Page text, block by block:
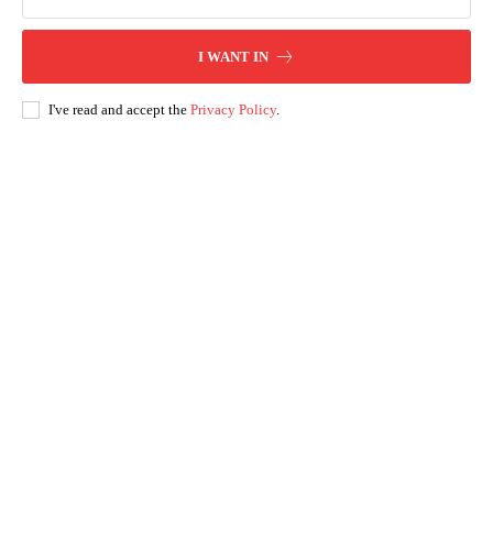
I WANT IN
I've read and accept the Privacy Policy.